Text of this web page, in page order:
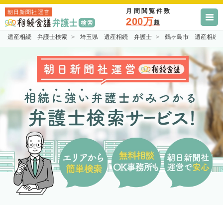
朝日新聞社運営 月間閲覧件数
200万超
遺産相続 弁護士検索 埼玉県 遺産相続 弁護士 鶴ヶ島市 遺産相続